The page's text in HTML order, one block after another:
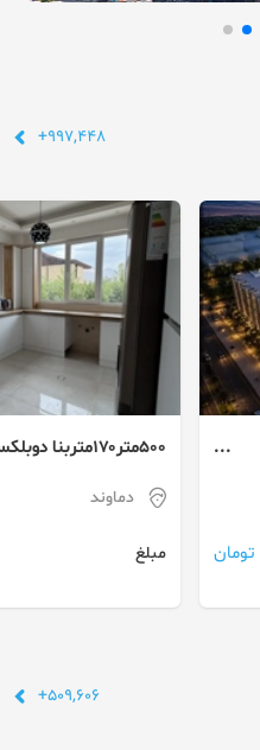
997,448+
ابسرد دماوند با
دماوند
مبلغ
509,606+